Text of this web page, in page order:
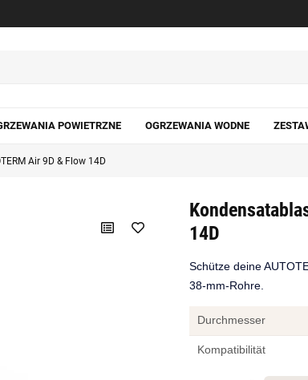
POWIETRZNE OGRZEWANIA WODNE
Air 9D & Flow 14D
14D
Schütze deine
38-mm-Rohre.
Durchmesser
Kompatibilität